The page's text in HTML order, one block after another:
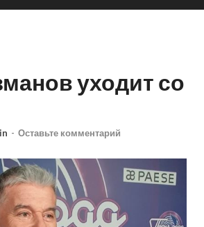
уходит со
- Оставьте комментарий